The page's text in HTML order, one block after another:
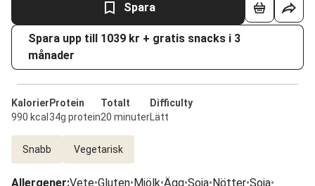
Spara
Spara upp till 1039 kr + gratis snacks i 3
månader
Kalorier
990 kcal
Protein
34g protein
Totalt
20 minuter
Difficulty
Lätt
Snabb Vegetarisk
Allergener:Vete•Gluten•Mjölk•Ägg•Soja•Nötter•Soja•